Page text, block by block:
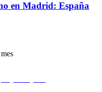
en Madrid: España